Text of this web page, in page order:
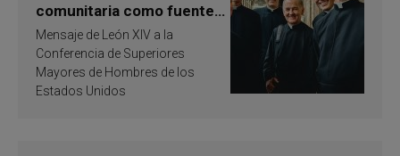
comunitaria como fuente
de inspiración y
santificación
Mensaje de León XIV a la
Conferencia de Superiores
Mayores de Hombres de los
Estados Unidos